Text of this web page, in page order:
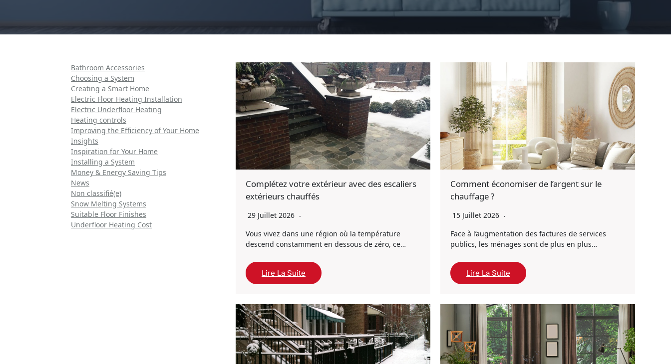
Bathroom Accessories
Choosing a System
Creating a Smart Home
Electric Floor Heating Installation
Electric Underfloor Heating
Heating controls
Improving the Efficiency of Your Home
Insights
Inspiration for Your Home
Installing a System
Money & Energy Saving Tips
News
Non classifié(e)
Snow Melting Systems
Suitable Floor Finishes
Underfloor Heating Cost
Complétez votre extérieur avec des escaliers
extérieurs chauffés
29 Juillet 2026
Vous vivez dans une région où la température
descend constamment en dessous de zéro, ce…
Lire La Suite
Comment économiser de l’argent sur le
chauffage ?
15 Juillet 2026
Face à l’augmentation des factures de services
publics, les ménages sont de plus en plus…
Lire La Suite